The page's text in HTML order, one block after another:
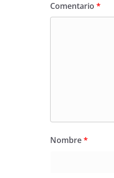
Comentario *
Nombre*